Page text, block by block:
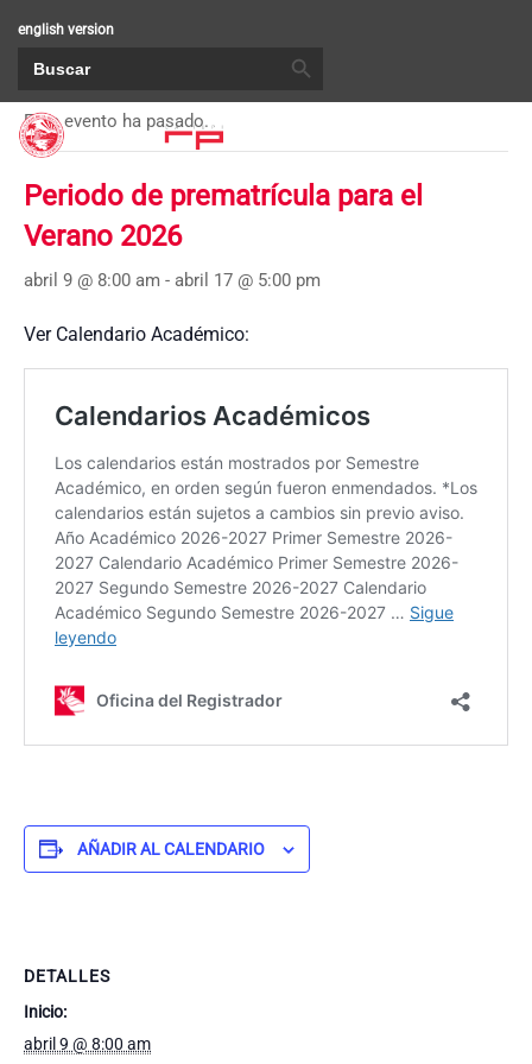
english version
« Todos los Eventos
Este evento ha pasado.
Periodo de prematrícula para el
Verano 2026
abril 9 @ 8:00 am - abril 17 @ 5:00 pm
Ver Calendario Académico:
AÑADIR AL CALENDARIO
DETALLES
Inicio:
abril 9 @ 8:00 am